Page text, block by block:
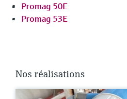
Promag 50E
Promag 53E
Nos réalisations